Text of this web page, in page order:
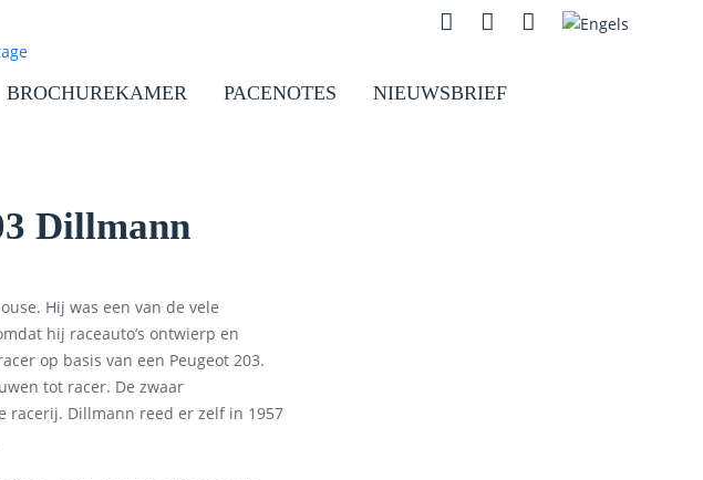
Instagram
Contact Zoeken
BROCHUREKAMER PACENOTES NIEUWSBRIEF
Dillmann
Hij was een van de vele
hij raceauto’s ontwierp en
op basis van een Peugeot 203.
tot racer. De zwaar
racerij. Dillmann reed er zelf in 1957